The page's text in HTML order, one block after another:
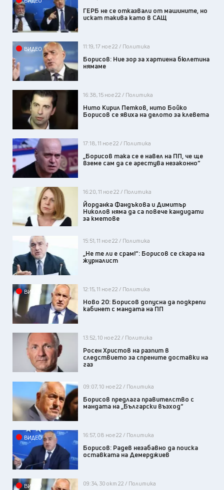
ГЕРБ не се отказвали от машините, но
искат такива като в САЩ
ВИДЕО 11:19, 17 ное 22 / Политика
Борисов: Ние зор за хартиена бюлетина
нямаме
16:38, 15 ное 22 / Политика
Нито Кирил Петков, нито Бойко
Борисов се явиха на делото за клевета
17:18, 11 ное 22 / Политика
„Борисов така се е навел на ПП, че ще
вземе сам да се арестува незаконно“
16:20, 11 ное 22 / Политика
Йорданка Фандъкова и Димитър
Николов няма да са повече кандидати
за кметове
15:51, 11 ное 22 / Политика
„Не те ли е срам!“: Борисов се скара на
журналист
ВИДЕО 12:15, 11 ное 22 / Политика
Ново 20: Борисов допусна да подкрепи
кабинет с мандата на ПП
13:52, 10 ное 22 / Политика
Росен Христов на разпит в
следствието за спрените доставки на
газ
09:07, 10 ное 22 / Политика
Борисов предлага правителство с
мандата на „Български възход“
ВИДЕО 16:57, 08 ное 22 / Политика
Борисов: Радев незабавно да поиска
оставката на Демерджиев
ВИДЕО 09:34, 30 окт 22 / Политика